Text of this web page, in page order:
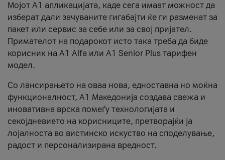
Мојот А1 апликацијата, каде сега имаат можност да
изберат дали зачуваните гигабајти ќе ги разменат за
пакет или сервис за себе или за свој пријател.
Примателот на подарокот исто така треба да биде
корисник на А1 Alfa или A1 Senior Plus тарифен
модел.
Со лансирањето на оваа нова, едноставна но моќна
функционалност, А1 Македонија создава свежа и
иновативна врска помеѓу технологијата и
секојдневието на корисниците, претворајќи ја
лојалноста во вистинско искуство на споделување,
радост и персонализирана вредност.